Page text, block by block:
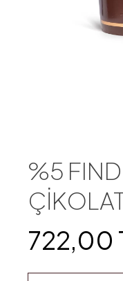
%5
722,00